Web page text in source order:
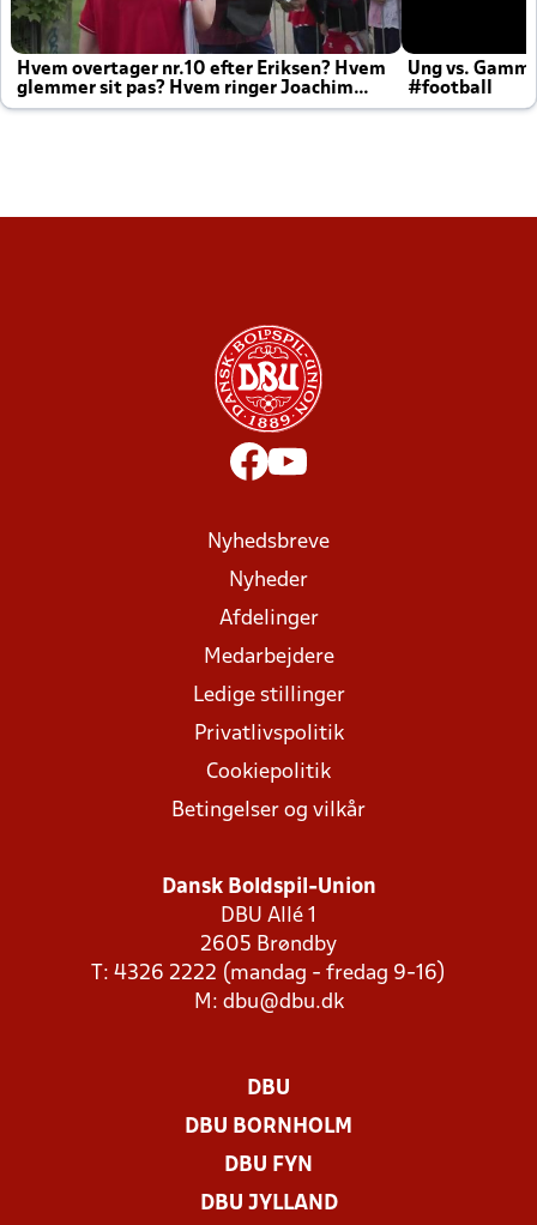
Hvem overtager nr.10 efter Eriksen? Hvem
glemmer sit pas? Hvem ringer Joachim
altid til efter kampe?
Ung vs.
#football
Nyhedsbreve
Nyheder
Afdelinger
Medarbejdere
Ledige stillinger
Privatlivspolitik
Cookiepolitik
Betingelser og vilkår
Dansk Boldspil-Union
DBU Allé 1
2605 Brøndby
T: 4326 2222 (mandag - fredag 9-16)
M: dbu@dbu.dk
DBU
DBU BORNHOLM
DBU FYN
DBU JYLLAND